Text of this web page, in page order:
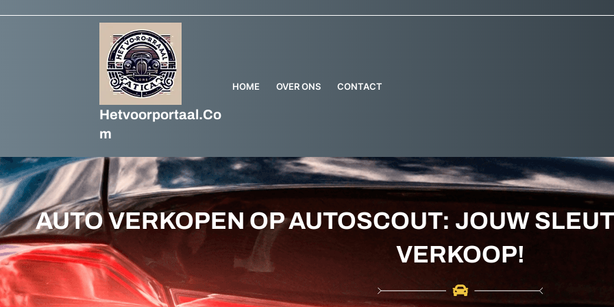
Ga
Hetvoorportaal.co
M
HOME OVER ONS CONTACT
AUTO VERKOPEN OP AUTOSCOUT: JOUW
VERKOOP!